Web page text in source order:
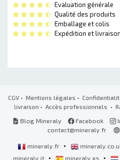
Evaluation générale
Qualité des produits
Emballage et colis
Expédition et livraison
CGV • Mentions légales •
livraison • Accès professionnels •
Blog Mineraly
Facebook
contact@mineraly.fr
mineraly.fr •
mineraly.it • mineraly.es •